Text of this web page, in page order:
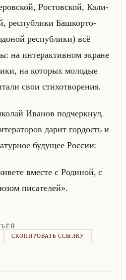
Ро­стов­ской, Ка­ли­
рес­пуб­ли­ки Баш­кор­то­
рес­пуб­ли­ки) всё
на ин­тер­ак­тив­ном экране
на ко­то­рых мо­ло­дые
свои сти­хо­тво­ре­ния.
Ива­нов под­черк­нул,
дарит гор­дость и
бу­ду­щее Рос­сии:
вместе с Родиной, с
писателей».
СКОПИРОВАТЬ ССЫЛКУ